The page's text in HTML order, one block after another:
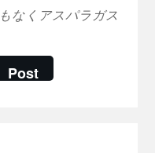
なくアスパラガス
Post